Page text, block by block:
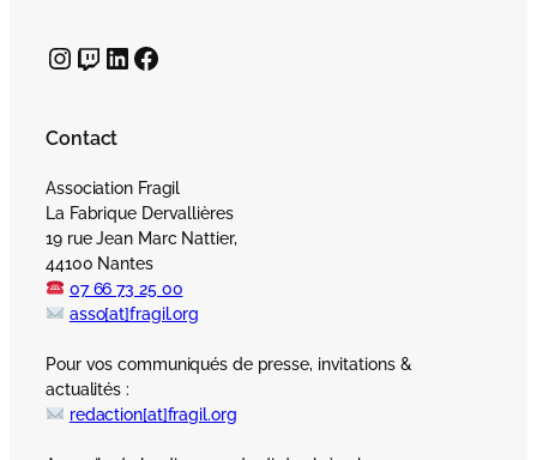
InstagramTwitch LinkedIn Facebook
Contact
Association Fragil
La Fabrique Dervallières
19 rue Jean Marc Nattier,
44100 Nantes
07 66 73 25 00
asso[at]fragil.org
Pour vos communiqués de presse, invitations &
actualités :
redaction[at]fragil.org